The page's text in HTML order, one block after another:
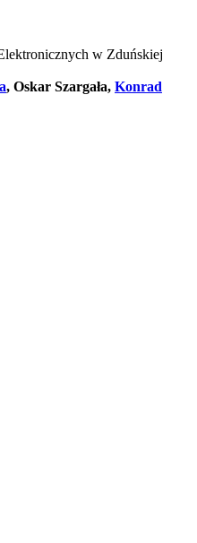
w Zduńskiej
, Oskar Szargała, Konrad